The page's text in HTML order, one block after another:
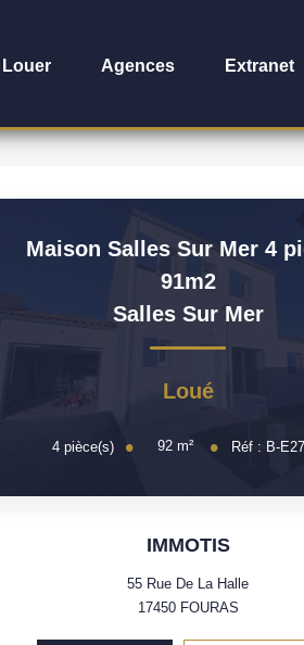
Louer Agences Extranet
Maison Salles Sur Mer 4
91m2
Salles Sur Mer
Loué
4pièce(s) 92m² Réf : B-
IMMOTIS
55 Rue De La Halle
17450 FOURAS